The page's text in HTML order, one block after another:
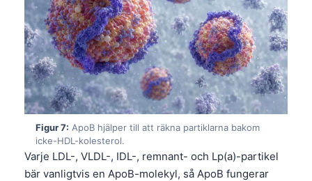
Figur 7: ApoB hjälper till att räkna partiklarna bakom
icke-HDL-kolesterol.
Varje LDL-, VLDL-, IDL-, remnant- och Lp(a)-partikel
bär vanligtvis en ApoB-molekyl, så ApoB fungerar
Bahasa Melayu
Tiếng Việt
Tagalog
ไทย
ဗမာစာ
ភាសាខ្មែរ
Kiswahili
አማርኛ